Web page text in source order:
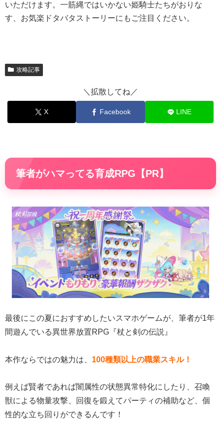
いただけます。一筋縄ではいかない姫騎士たちがおりな
す、お気楽ドタバタストーリーにもご注目ください。
攻略記事
＼拡散してね／
X Facebook LINE
筆者がハマってる育成RPG【PR】
最後にこの夏におすすめしたいスマホゲームが、筆者が1年
間遊んでいる異世界放置RPG『杖と剣の伝説』
本作ならではの魅力は、 100種類以上の職業スキル！
例えば賢者であれば闇属性の状態異常特化にしたり、召喚
獣による物量攻撃、回復を鍛えてパーティの補助など、個
性的な立ち回りができるんです！